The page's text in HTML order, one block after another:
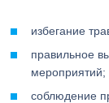
избегание
правильное
мероприятий;
соблюдение